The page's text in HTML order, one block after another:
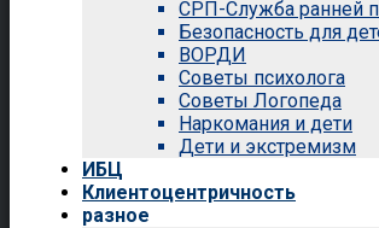
СРП-Служба ранней
Безопасность для
ВОРДИ
Советы психолога
Советы Логопеда
Наркомания и дети
Дети и экстремизм
ИБЦ
Клиентоцентричность
разное